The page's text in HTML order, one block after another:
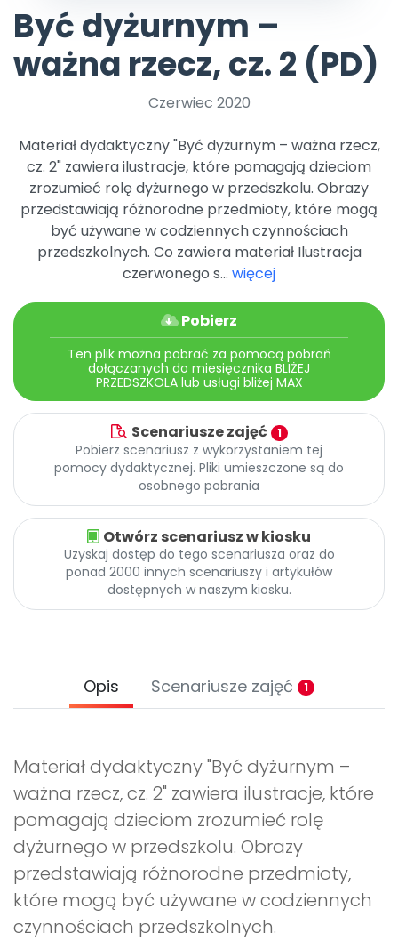
Archiwalne numery
Pomoc
Promocje
Być dyżurnym –
ważna rzecz, cz. 2 (PD)
Czerwiec 2020
Materiał dydaktyczny "Być dyżurnym – ważna rzecz,
cz. 2" zawiera ilustracje, które pomagają dzieciom
zrozumieć rolę dyżurnego w przedszkolu. Obrazy
przedstawiają różnorodne przedmioty, które mogą
być używane w codziennych czynnościach
przedszkolnych. Co zawiera materiał Ilustracja
czerwonego s... więcej
Pobierz
Ten plik można pobrać za pomocą pobrań
dołączanych do miesięcznika BLIŻEJ
PRZEDSZKOLA lub usługi bliżej MAX
Scenariusze zajęć 1
Pobierz scenariusz z wykorzystaniem tej
pomocy dydaktycznej. Pliki umieszczone są do
osobnego pobrania
Otwórz scenariusz w kiosku
Uzyskaj dostęp do tego scenariusza oraz do
ponad 2000 innych scenariuszy i artykułów
dostępnych w naszym kiosku.
Opis Scenariusze zajęć 1
Materiał dydaktyczny "Być dyżurnym –
ważna rzecz, cz. 2" zawiera ilustracje, które
pomagają dzieciom zrozumieć rolę
dyżurnego w przedszkolu. Obrazy
przedstawiają różnorodne przedmioty,
które mogą być używane w codziennych
czynnościach przedszkolnych.